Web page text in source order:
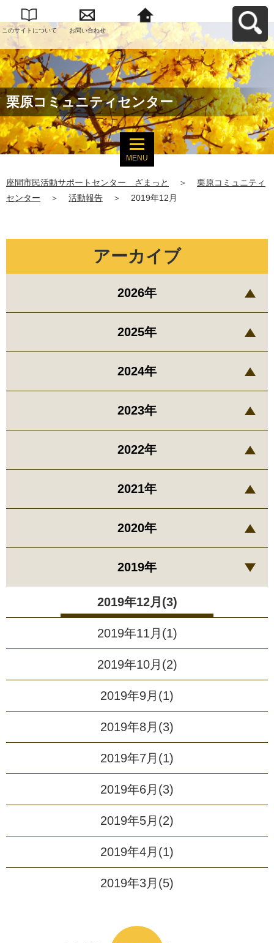
このサイトについて お問い合わせ
座間市民活動サポー
トセンター ざまっ
とへ戻る
栗原コミュニティセンター
MENU
座間市民活動サポートセンター ざまっと ＞
栗原コミュニティ
センター
＞ 活動報告 ＞ 2019年12月
アーカイブ
2026年
2025年
2024年
2023年
2022年
2021年
2020年
2019年
2019年12月(3)
2019年11月(1)
2019年10月(2)
2019年9月(1)
2019年8月(3)
2019年7月(1)
2019年6月(3)
2019年5月(2)
2019年4月(1)
2019年3月(5)